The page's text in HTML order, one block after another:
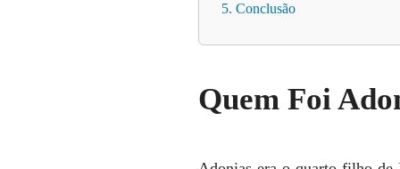
5. Conclusão
Quem Foi